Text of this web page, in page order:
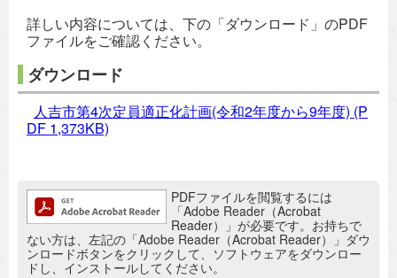
詳しい内容については、下の「ダウンロード」のPDF
ファイルをご確認ください。
ダウンロード
人吉市第4次定員適正化計画(令和2年度から9年度) (P
DF 1,373KB)
追加情報：PDFファイルPDFファイルを閲覧するには
「Adobe Reader（Acrobat
Reader）」が必要です。お持ちで
ない方は、左記の「Adobe Reader（Acrobat Reader）」ダウ
ンロードボタンをクリックして、ソフトウェアをダウンロー
ドし、インストールしてください。